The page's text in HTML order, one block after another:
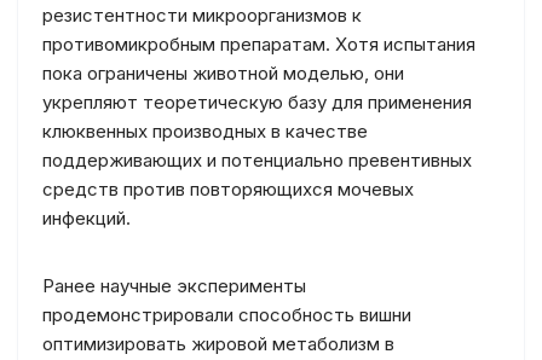
резистентности микроорганизмов к
противомикробным препаратам. Хотя испытания
пока ограничены животной моделью, они
укрепляют теоретическую базу для применения
клюквенных производных в качестве
поддерживающих и потенциально превентивных
средств против повторяющихся мочевых
инфекций.
Ранее научные эксперименты
продемонстрировали способность вишни
оптимизировать жировой метаболизм в